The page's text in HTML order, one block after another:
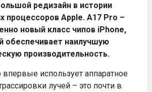
редизайн в истории
процессоров Apple. A17 Pro –
новый класс чипов iPhone,
обеспечивает наилучшую
производительность.
впервые использует аппаратное
лучей – это почти в